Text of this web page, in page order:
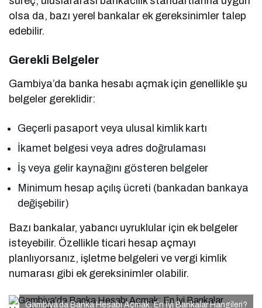
olsa da, bazı yerel bankalar ek gereksinimler talep
edebilir.
Gerekli Belgeler
Gambiya’da banka hesabı açmak için genellikle şu
belgeler gereklidir:
Geçerli pasaport veya ulusal kimlik kartı
İkamet belgesi veya adres doğrulaması
İş veya gelir kaynağını gösteren belgeler
Minimum hesap açılış ücreti (bankadan bankaya
değişebilir)
Bazı bankalar, yabancı uyruklular için ek belgeler
isteyebilir. Özellikle ticari hesap açmayı
planlıyorsanız, işletme belgeleri ve vergi kimlik
numarası gibi ek gereksinimler olabilir.
Gambiya’da Banka Hesabı Açmak: En İyi Bankalar Hangileri?